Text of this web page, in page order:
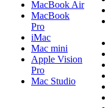
MacBook Air
MacBook
Pro
iMac
Mac mini
Apple Vision
Pro
Mac Studio